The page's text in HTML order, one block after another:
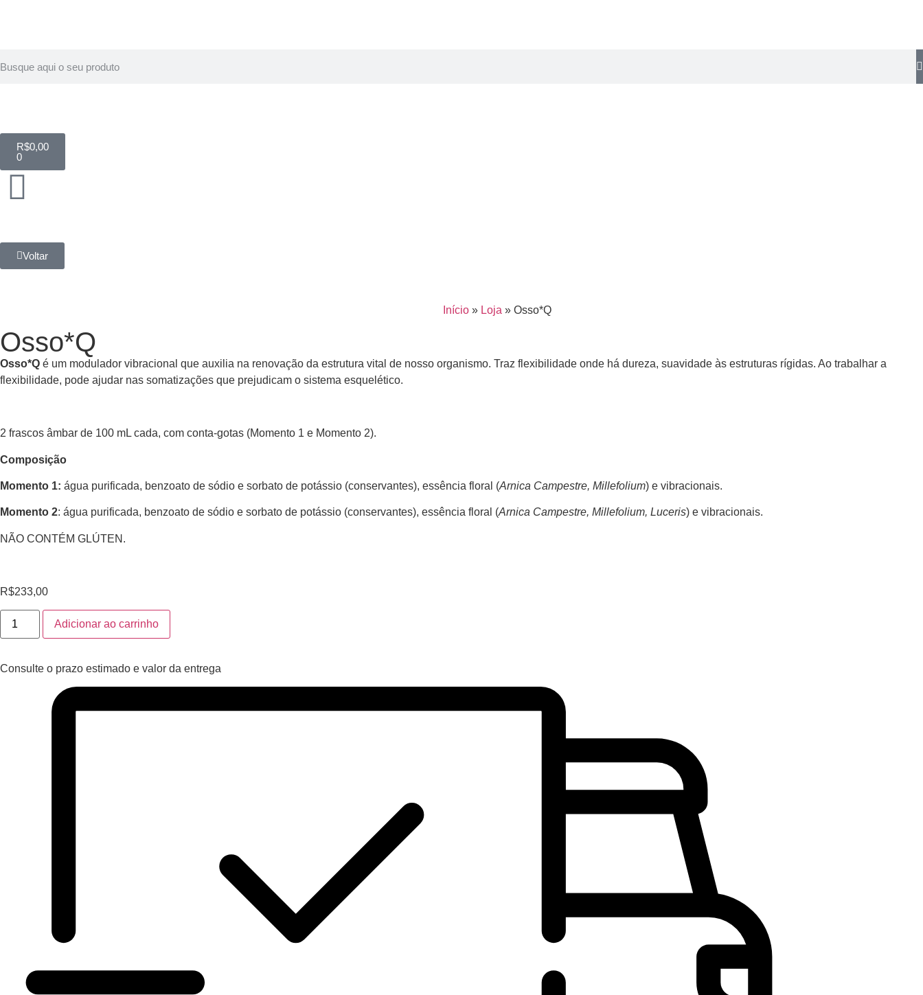
R$0,00
0
Voltar
Início » Loja »Osso*Q
Osso*Q
Osso*Q é um modulador vibracional que auxilia na renovação da estrutura vital de nosso organismo. Traz flexibilidade onde há dureza, suavidade às estruturas rígidas. Ao trabalhar a
flexibilidade, pode ajudar nas somatizações que prejudicam o sistema esquelético.
2 frascos âmbar de 100 mL cada, com conta-gotas (Momento 1 e Momento 2).
Composição
Momento 1: água purificada, benzoato de sódio e sorbato de potássio (conservantes), essência floral (Arnica Campestre, Millefolium) e vibracionais.
Momento 2: água purificada, benzoato de sódio e sorbato de potássio (conservantes), essência floral (Arnica Campestre, Millefolium, Luceris) e vibracionais.
NÃO CONTÉM GLÚTEN.
R$233,00
Adicionar ao carrinho
Consulte o prazo estimado e valor da entrega